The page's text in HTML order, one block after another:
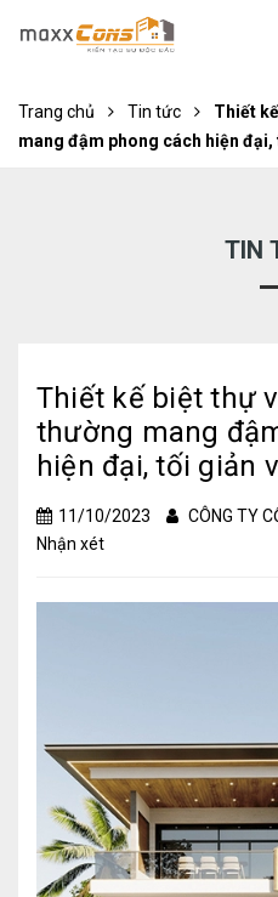
Trang chủ Tin tức
Thiết
mang đậm phong cách hiện
TIN
Thiết kế biệt thự
thường mang
hiện đại, tối giản
11/10/2023 CÔNG TY
Nhận xét